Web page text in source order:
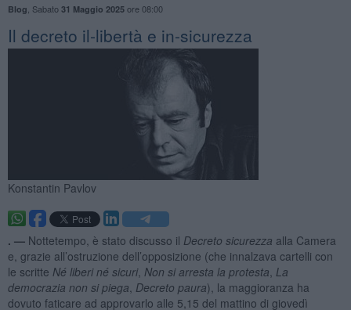
Blog Sabato 31 Maggio 2025ore 08:00
Il decreto il-libertà e in-sicurezza
Konstantin Pavlov
. — Nottetempo, è stato discusso il Decreto sicurezza alla Camera
e, grazie all’ostruzione dell’opposizione (che innalzava cartelli con
le scritte Né liberi né sicuri, Non si arresta la protesta La
democrazia non si piega Decreto paura), la maggioranza ha
dovuto faticare ad approvarlo alle 5,15 del mattino di giovedì